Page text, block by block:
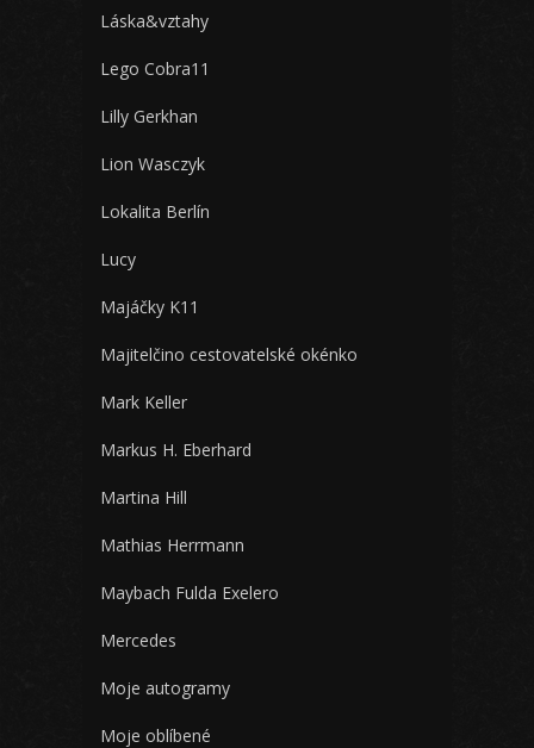
Láska&vztahy
Lego Cobra11
Lilly Gerkhan
Lion Wasczyk
Lokalita Berlín
Lucy
Majáčky K11
Majitelčino cestovatelské okénko
Mark Keller
Markus H. Eberhard
Martina Hill
Mathias Herrmann
Maybach Fulda Exelero
Mercedes
Moje autogramy
Moje oblíbené